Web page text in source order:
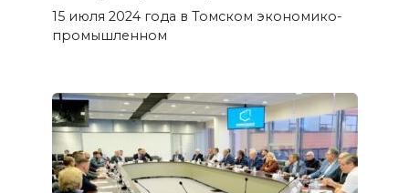
15 июля 2024 года в Томском экономико-
промышленном